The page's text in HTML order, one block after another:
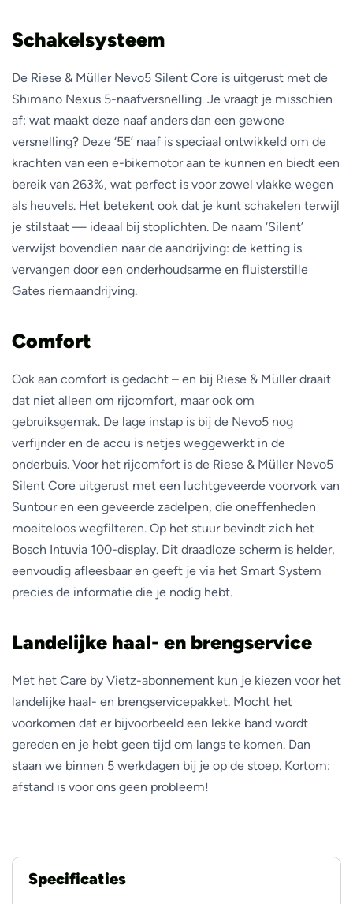
Schakelsysteem
De Riese & Müller Nevo5 Silent Core is uitgerust met de
Shimano Nexus 5-naafversnelling. Je vraagt je misschien
af: wat maakt deze naaf anders dan een gewone
versnelling? Deze ‘5E’ naaf is speciaal ontwikkeld om de
krachten van een e-bikemotor aan te kunnen en biedt een
bereik van 263%, wat perfect is voor zowel vlakke wegen
als heuvels. Het betekent ook dat je kunt schakelen terwijl
je stilstaat — ideaal bij stoplichten. De naam ‘Silent’
verwijst bovendien naar de aandrijving: de ketting is
vervangen door een onderhoudsarme en fluisterstille
Gates riemaandrijving.
Comfort
Ook aan comfort is gedacht – en bij Riese & Müller draait
dat niet alleen om rijcomfort, maar ook om
gebruiksgemak. De lage instap is bij de Nevo5 nog
verfijnder en de accu is netjes weggewerkt in de
onderbuis. Voor het rijcomfort is de Riese & Müller Nevo5
Silent Core uitgerust met een luchtgeveerde voorvork van
Suntour en een geveerde zadelpen, die oneffenheden
moeiteloos wegfilteren. Op het stuur bevindt zich het
Bosch Intuvia 100-display. Dit draadloze scherm is helder,
eenvoudig afleesbaar en geeft je via het Smart System
precies de informatie die je nodig hebt.
Landelijke haal- en brengservice
Met het Care by Vietz-abonnement kun je kiezen voor het
landelijke haal- en brengservicepakket. Mocht het
voorkomen dat er bijvoorbeeld een lekke band wordt
gereden en je hebt geen tijd om langs te komen. Dan
staan we binnen 5 werkdagen bij je op de stoep. Kortom:
afstand is voor ons geen probleem!
Specificaties